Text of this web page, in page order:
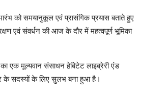
को समयानुकूल एवं प्रासंगिक प्रयास बताते हुए
एवं संवर्धन की आज के दौर में महत्वपूर्ण भूमिका
का एक मूल्यवान संसाधन हेबिटेट लाइब्रेरी एंड
के सदस्यों के लिए सुलभ बना हुआ है।